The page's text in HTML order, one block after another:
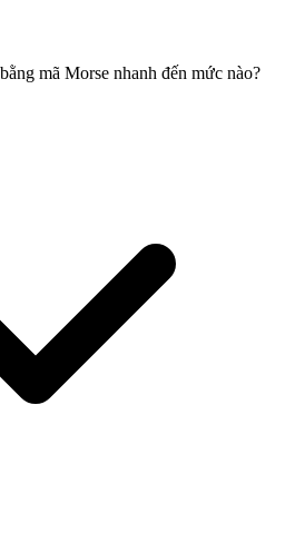
mã Morse nhanh đến mức nào?